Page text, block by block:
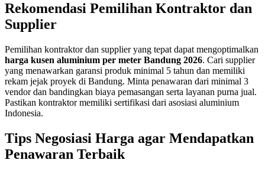
Rekomendasi Pemilihan Kontraktor dan
Supplier
Pemilihan kontraktor dan supplier yang tepat dapat mengoptimalkan
harga kusen aluminium per meter Bandung 2026. Cari supplier
yang menawarkan garansi produk minimal 5 tahun dan memiliki
rekam jejak proyek di Bandung. Minta penawaran dari minimal 3
vendor dan bandingkan biaya pemasangan serta layanan purna jual.
Pastikan kontraktor memiliki sertifikasi dari asosiasi aluminium
Indonesia.
Tips Negosiasi Harga agar Mendapatkan
Penawaran Terbaik